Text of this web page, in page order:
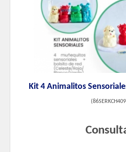
Kit 4 Animalitos
(86SERKCH409